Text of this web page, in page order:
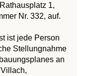
1,
Nr. 332, auf.
ist jede Person
Stellungnahme
an